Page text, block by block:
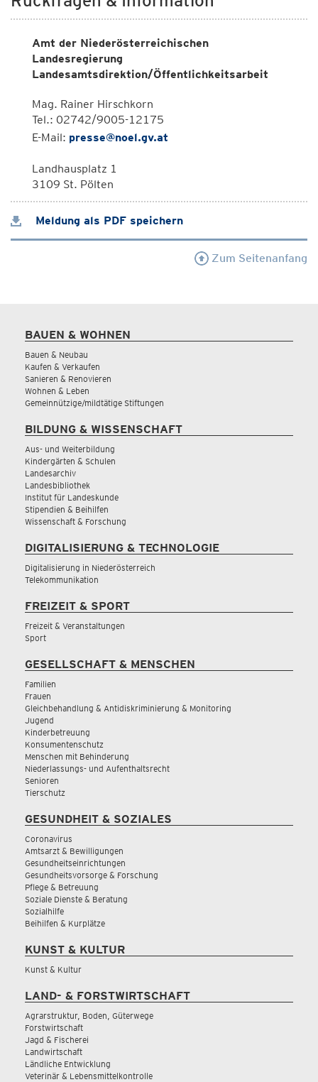
Amt der Niederösterreichischen
Landesregierung
Landesamtsdirektion/Öffentlichkeitsarbeit
Mag. Rainer Hirschkorn
Tel.: 02742/9005-12175
E-Mail: presse@noel.gv.at
Landhausplatz 1
3109 St. Pölten
Meldung als PDF speichern
Zum Seitenanfang
BAUEN & WOHNEN
Bauen & Neubau
Kaufen & Verkaufen
Sanieren & Renovieren
Wohnen & Leben
Gemeinnützige/mildtätige Stiftungen
BILDUNG & WISSENSCHAFT
Aus- und Weiterbildung
Kindergärten & Schulen
Landesarchiv
Landesbibliothek
Institut für Landeskunde
Stipendien & Beihilfen
Wissenschaft & Forschung
DIGITALISIERUNG & TECHNOLOGIE
Digitalisierung in Niederösterreich
Telekommunikation
FREIZEIT & SPORT
Freizeit & Veranstaltungen
Sport
GESELLSCHAFT & MENSCHEN
Familien
Frauen
Gleichbehandlung & Antidiskriminierung & Monitoring
Jugend
Kinderbetreuung
Konsumentenschutz
Menschen mit Behinderung
Niederlassungs- und Aufenthaltsrecht
Senioren
Tierschutz
GESUNDHEIT & SOZIALES
Coronavirus
Amtsarzt & Bewilligungen
Gesundheitseinrichtungen
Gesundheitsvorsorge & Forschung
Pflege & Betreuung
Soziale Dienste & Beratung
Sozialhilfe
Beihilfen & Kurplätze
KUNST & KULTUR
Kunst & Kultur
LAND- & FORSTWIRTSCHAFT
Agrarstruktur, Boden, Güterwege
Forstwirtschaft
Jagd & Fischerei
Landwirtschaft
Ländliche Entwicklung
Veterinär & Lebensmittelkontrolle